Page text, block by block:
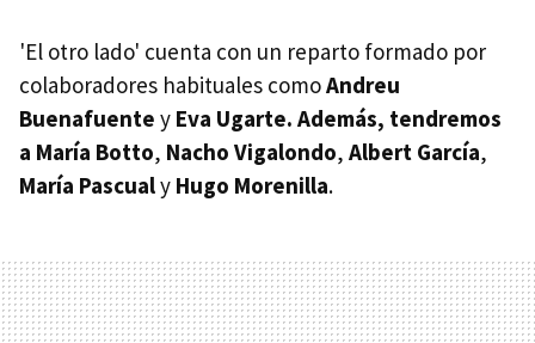
'El otro lado' cuenta con un reparto formado por
colaboradores habituales comoAndreu
Buenafuente y Eva Ugarte. Además, tendremos
a María Botto, Nacho Vigalondo, Albert García,
María Pascualy Hugo Morenilla.